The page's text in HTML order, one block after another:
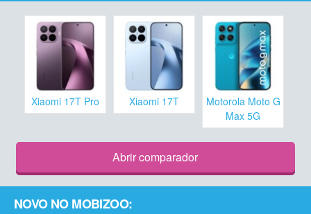
Xiaomi 17T Pro Xiaomi 17T
Motorola Moto G
Max 5G
Abrir comparador
NOVO NO MOBIZOO: